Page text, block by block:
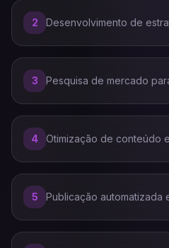
2 Desenvolvimento de
3 Pesquisa de mercado
4 Otimização de conteúdo
5 Publicação automatizada